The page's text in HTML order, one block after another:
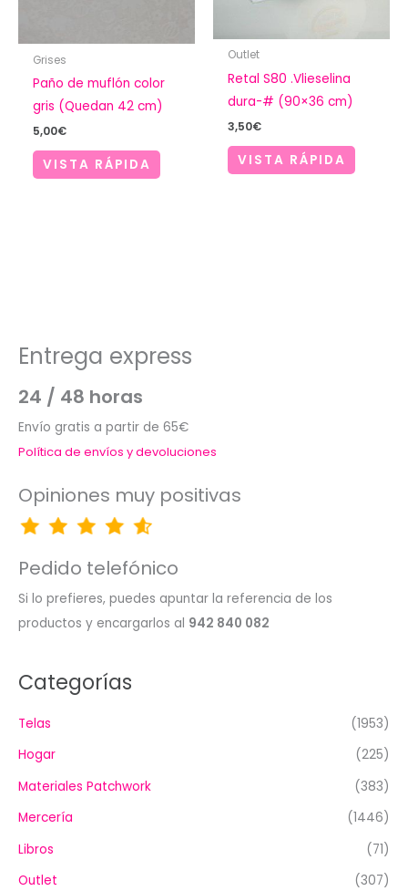
Grises
Paño de muflón color
gris (Quedan 42 cm)
5,00€
VISTA RÁPIDA
Outlet
Retal S80 .Vlieselina
dura-# (90×36 cm)
3,50€
VISTA RÁPIDA
Entrega express
24 / 48 horas
Envío gratis a partir de 65€
Política de envíos y devoluciones
Opiniones muy positivas
Pedido telefónico
Si lo prefieres, puedes apuntar la referencia de los
productos y encargarlos al 942 840 082
Categorías
Telas
(1953)
Hogar
(225)
Materiales Patchwork
(383)
Mercería
(1446)
Libros
(71)
Outlet
(307)